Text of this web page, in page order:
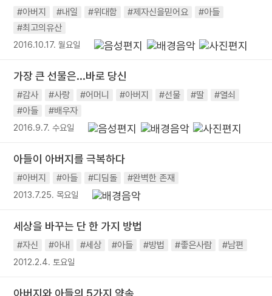
#아버지 #내일 #위대함 #제자신을믿어요
#아들
#최고의유산
2016.10.17. 월요일
가장 큰 선물은...바로 당신
#감사 #사랑 #어머니 #아버지 #선물 #딸
#열쇠
#아들
#배우자
2016.9.7. 수요일
아들이 아버지를 극복하다
#아버지 #아들 #디딤돌 #완벽한 존재
2013.7.25. 목요일
세상을 바꾸는 단 한 가지 방법
#자신 #아내 #세상 #아들 #방법 #좋은사람 #남편
2012.2.4. 토요일
아버지와 아들의 5가지 약속